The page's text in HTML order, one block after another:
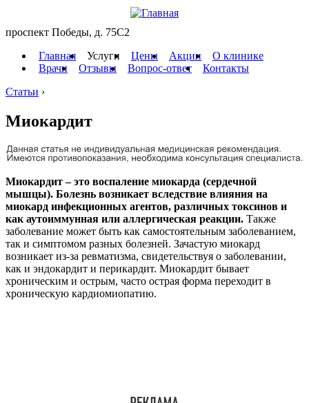
проспект Победы, д. 75C2
Главная
Услуги Цены Акции
О клинике
Врачи
Отзывы Вопрос-ответ
Контакты
Статьи ›
Миокардит
Миокардит – это воспаление миокарда (сердечной
мышцы). Болезнь возникает вследствие влияния на
миокард инфекционных агентов, различных токсинов и
как аутоиммунная или аллергическая реакции. Также
заболевание может быть как самостоятельным заболеванием,
так и симптомом разных болезней. Зачастую миокард
возникает из-за ревматизма, свидетельствуя о заболевании,
как и эндокардит и перикардит. Миокардит бывает
хроническим и острым, часто острая форма переходит в
хроническую кардиомиопатию.